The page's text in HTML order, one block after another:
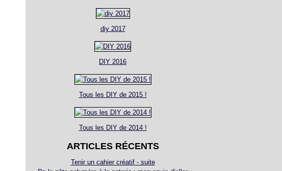
diy 2017
DIY 2016
Tous les DIY de 2015 !
Tous les DIY de 2014 !
ARTICLES RÉCENTS
Tenir un cahier créatif - suite